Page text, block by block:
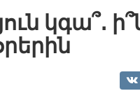
կգա՞․